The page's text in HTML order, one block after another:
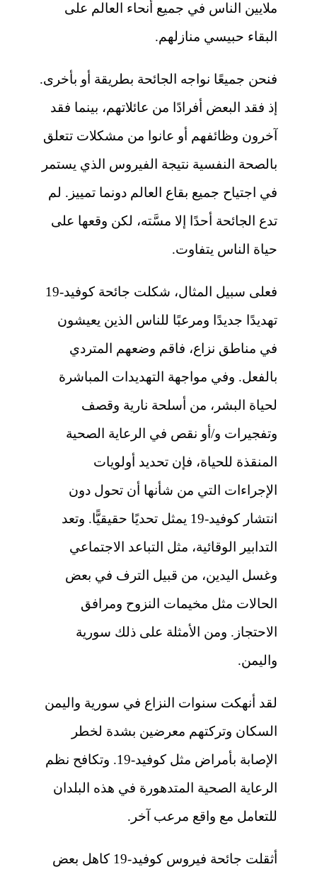
ملايين الناس في جميع أنحاء العالم على
البقاء حبيسي منازلهم.
فنحن جميعًا نواجه الجائحة بطريقة أو بأخرى.
إذ فقد البعض أفرادًا من عائلاتهم، بينما فقد
آخرون وظائفهم أو عانوا من مشكلات تتعلق
بالصحة النفسية نتيجة الفيروس الذي يستمر
في اجتياح جميع بقاع العالم دونما تمييز. لم
تدع الجائحة أحدًا إلا مسَّته، لكن وقعها على
حياة الناس يتفاوت.
فعلى سبيل المثال، شكلت جائحة كوفيد-19
تهديدًا جديدًا ومرعبًا للناس الذين يعيشون
في مناطق نزاع، فاقم وضعهم المتردي
بالفعل. وفي مواجهة التهديدات المباشرة
لحياة البشر، من أسلحة نارية وقصف
وتفجيرات و/أو نقص في الرعاية الصحية
المنقذة للحياة، فإن تحديد أولويات
الإجراءات التي من شأنها أن تحول دون
انتشار كوفيد-19 يمثل تحديًا حقيقيًّا.
وتعد
التدابير الوقائية، مثل التباعد الاجتماعي
وغسل اليدين، من قبيل الترف في بعض
الحالات مثل مخيمات النزوح ومرافق
الاحتجاز. ومن الأمثلة على ذلك سورية
واليمن.
لقد أنهكت سنوات النزاع في سورية واليمن
السكان وتركتهم معرضين بشدة لخطر
الإصابة بأمراض مثل كوفيد-19. وتكافح نظم
الرعاية الصحية المتدهورة في هذه البلدان
للتعامل مع واقع مرعب آخر.
أثقلت جائحة فيروس كوفيد-19 كاهل بعض